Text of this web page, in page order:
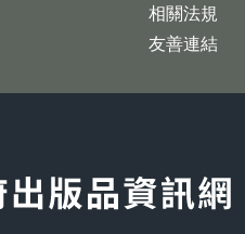
相關法規
友善連結